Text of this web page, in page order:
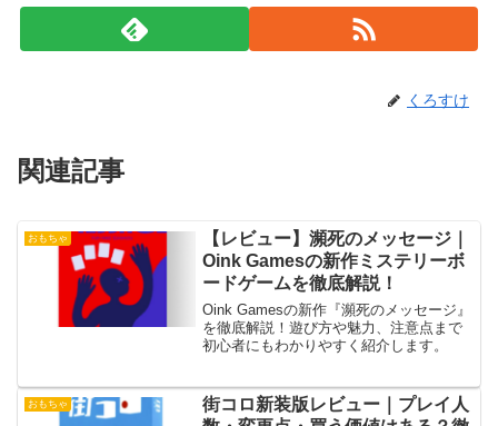
くろすけ
関連記事
おもちゃ
【レビュー】瀕死のメッセージ｜
Oink Gamesの新作ミステリーボ
ードゲームを徹底解説！
Oink Gamesの新作『瀕死のメッセージ』
を徹底解説！遊び方や魅力、注意点まで
初心者にもわかりやすく紹介します。
おもちゃ
街コロ新装版レビュー｜プレイ人